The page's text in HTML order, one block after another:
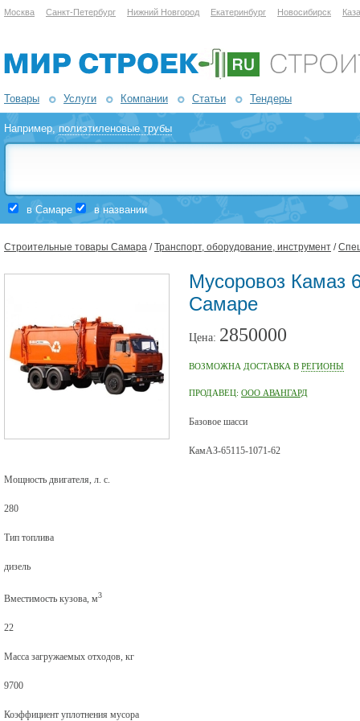
Москва Санкт-Петербург Нижний Новгород Екатеринбург Новосибирск
Товары Услуги Компании Статьи Тендеры
Например,полиэтиленовые трубы
в Самаре в названии
Строительные товары Самара /Транспорт, оборудование, инструмент /
Мусоровоз Камаз
Самаре
Цена: 2850000
ВОЗМОЖНА ДОСТАВКА В РЕГИОНЫ
ПРОДАВЕЦ: ООО АВАНГАРД
Базовое шасси
КамАЗ-65115-1071-62
Мощность двигателя, л. с.
280
Тип топлива
дизель
Вместимость кузова, м3
22
Масса загружаемых отходов, кг
9700
Коэффициент уплотнения мусора